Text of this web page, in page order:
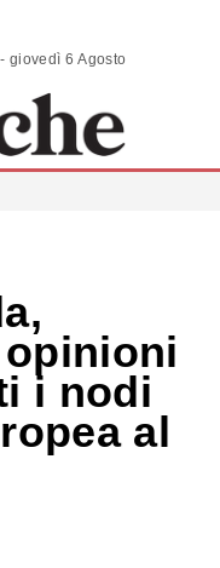
ANALISI | COMMENTI | SCENARI - giovedì 6 Agosto 2026
opinioni
i nodi
al